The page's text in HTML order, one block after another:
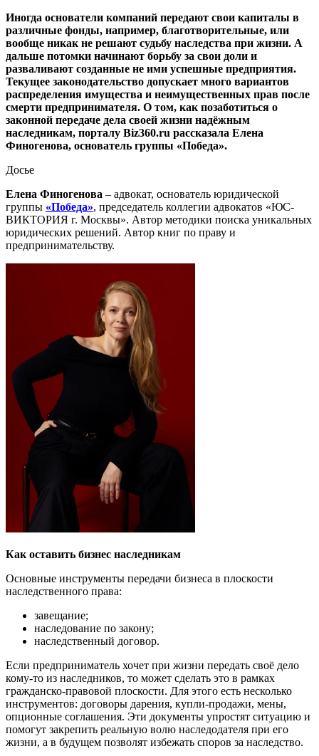
Иногда основатели компаний передают свои капиталы в
различные фонды, например, благотворительные, или
вообще никак не решают судьбу наследства при жизни. А
дальше потомки начинают борьбу за свои доли и
разваливают созданные не ими успешные предприятия.
Текущее законодательство допускает много вариантов
распределения имущества и неимущественных прав после
смерти предпринимателя. О том, как позаботиться о
законной передаче дела своей жизни надёжным
наследникам, порталу Biz360.ru рассказала Елена
Финогенова, основатель группы «Победа».
Досье
Елена Финогенова – адвокат, основатель юридической
группы «Победа», председатель коллегии адвокатов «ЮС-
ВИКТОРИЯ г. Москвы». Автор методики поиска уникальных
юридических решений. Автор книг по праву и
предпринимательству.
Как оставить бизнес наследникам
Основные инструменты передачи бизнеса в плоскости
наследственного права:
завещание;
наследование по закону;
наследственный договор.
Если предприниматель хочет при жизни передать своё дело
кому-то из наследников, то может сделать это в рамках
гражданско-правовой плоскости. Для этого есть несколько
инструментов: договоры дарения, купли-продажи, мены,
опционные соглашения. Эти документы упростят ситуацию и
помогут закрепить реальную волю наследодателя при его
жизни, а в будущем позволят избежать споров за наследство.